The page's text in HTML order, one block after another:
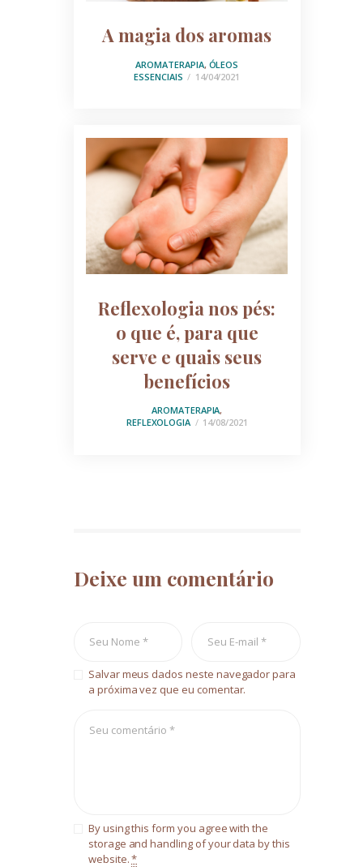
A magia dos aromas
AROMATERAPIA, ÓLEOS
ESSENCIAIS
14/04/2021
Reflexologia nos pés:
o que é, para que
serve e quais seus
benefícios
AROMATERAPIA,
REFLEXOLOGIA
14/08/2021
Deixe um comentário
Salvar meus dados neste navegador para
a próxima vez que eu comentar.
By using this form you agree with the
storage and handling of your data by this
website.*